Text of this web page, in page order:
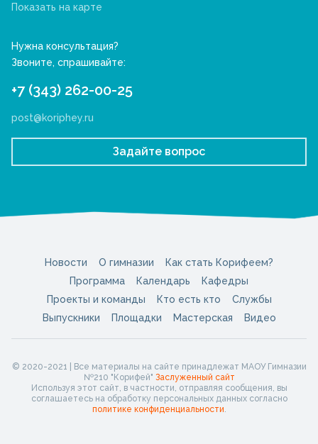
Показать на карте
Нужна консультация?
Звоните, спрашивайте:
+7 (343) 262-00-25
post@koriphey.ru
Задайте вопрос
Новости О гимназии
Как стать Корифеем?
Программа
Календарь
Кафедры
Проекты и команды
Кто есть кто
Службы
Выпускники
Площадки Мастерская Видео
© 2020-2021 | Все материалы на сайте принадлежат МАОУ Гимназии
№210 "Корифей" Заслуженный сайт
Используя этот сайт, в частности, отправляя сообщения, вы
соглашаетесь на обработку персональных данных согласно
политике конфиденциальности